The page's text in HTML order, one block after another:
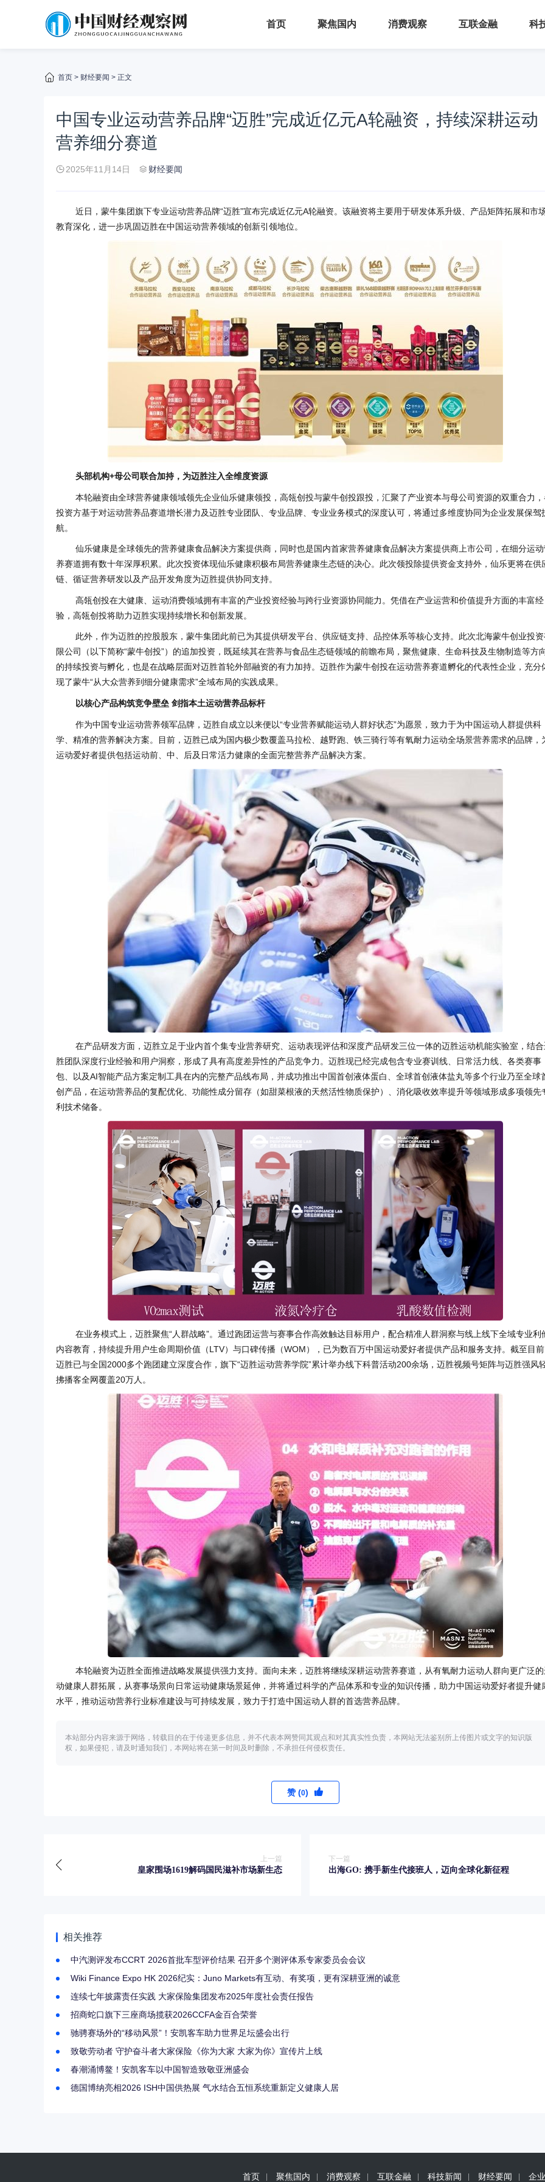
首页 聚焦国内 消费观察 互联金融 科
首页 > 财经要闻 > 正文
中国专业运动营养品牌“迈胜”完成近亿元A轮融资，持续深耕运动
营养细分赛道
2025年11月14日 财经要闻
近日，蒙牛集团旗下专业运动营养品牌“迈胜”宣布完成近亿元A轮融资。该融资将主要用于研发体系升级、产品矩阵拓展和市
教育深化，进一步巩固迈胜在中国运动营养领域的创新引领地位。
头部机构+母公司联合加持，为迈胜注入全维度资源
本轮融资由全球营养健康领域领先企业仙乐健康领投，高瓴创投与蒙牛创投跟投，汇聚了产业资本与母公司资源的双重合力
投资方基于对运动营养品赛道增长潜力及迈胜专业团队、专业品牌、专业业务模式的深度认可，将通过多维度协同为企业发展保驾
航。
仙乐健康是全球领先的营养健康食品解决方案提供商，同时也是国内首家营养健康食品解决方案提供商上市公司，在细分运
养赛道拥有数十年深厚积累。此次投资体现仙乐健康积极布局营养健康生态链的决心。此次领投除提供资金支持外，仙乐更将在供
链、循证营养研发以及产品开发角度为迈胜提供协同支持。
高瓴创投在大健康、运动消费领域拥有丰富的产业投资经验与跨行业资源协同能力。凭借在产业运营和价值提升方面的丰富经
验，高瓴创投将助力迈胜实现持续增长和创新发展。
此外，作为迈胜的控股股东，蒙牛集团此前已为其提供研发平台、供应链支持、品控体系等核心支持。此次北海蒙牛创业投
限公司（以下简称“蒙牛创投”）的追加投资，既延续其在营养与食品生态链领域的前瞻布局，聚焦健康、生命科技及生物制造等方
的持续投资与孵化，也是在战略层面对迈胜首轮外部融资的有力加持。迈胜作为蒙牛创投在运动营养赛道孵化的代表性企业，充分
现了蒙牛“从大众营养到细分健康需求”全域布局的实践成果。
以核心产品构筑竞争壁垒 剑指本土运动营养品标杆
作为中国专业运动营养领军品牌，迈胜自成立以来便以“专业营养赋能运动人群好状态”为愿景，致力于为中国运动人群提供科
学、精准的营养解决方案。目前，迈胜已成为国内极少数覆盖马拉松、越野跑、铁三骑行等有氧耐力运动全场景营养需求的品牌，
运动爱好者提供包括运动前、中、后及日常活力健康的全面完整营养产品解决方案。
在产品研发方面，迈胜立足于业内首个集专业营养研究、运动表现评估和深度产品研发三位一体的迈胜运动机能实验室，结
胜团队深度行业经验和用户洞察，形成了具有高度差异性的产品竞争力。迈胜现已经完成包含专业赛训线、日常活力线、各类赛事
包、以及AI智能产品方案定制工具在内的完整产品线布局，并成功推出中国首创液体蛋白、全球首创液体盐丸等多个行业乃至全球
创产品，在运动营养品的复配优化、功能性成分留存（如甜菜根液的天然活性物质保护）、消化吸收效率提升等领域形成多项领先
利技术储备。
在业务模式上，迈胜聚焦“人群战略”。通过跑团运营与赛事合作高效触达目标用户，配合精准人群洞察与线上线下全域专业利
内容教育，持续提升用户生命周期价值（LTV）与口碑传播（WOM），已为数百万中国运动爱好者提供产品和服务支持。截至目
迈胜已与全国2000多个跑团建立深度合作，旗下“迈胜运动营养学院”累计举办线下科普活动200余场，迈胜视频号矩阵与迈胜强风
拂播客全网覆盖20万人。
本轮融资为迈胜全面推进战略发展提供强力支持。面向未来，迈胜将继续深耕运动营养赛道，从有氧耐力运动人群向更广泛
动健康人群拓展，从赛事场景向日常运动健康场景延伸，并将通过科学的产品体系和专业的知识传播，助力中国运动爱好者提升健
水平，推动运动营养行业标准建设与可持续发展，致力于打造中国运动人群的首选营养品牌。
本站部分内容来源于网络，转载目的在于传递更多信息，并不代表本网赞同其观点和对其真实性负责，本网站无法鉴别所上传图片或文字的知识版
权，如果侵犯，请及时通知我们，本网站将在第一时间及时删除，不承担任何侵权责任。
赞 (0)
上一篇
皇家围场1619解码国民滋补市场新生态
下一篇
出海GO: 携手新生代接班人，迈向全球化新征程
相关推荐
中汽测评发布CCRT 2026首批车型评价结果 召开多个测评体系专家委员会会议
Wiki Finance Expo HK 2026纪实：Juno Markets有互动、有奖项，更有深耕亚洲的诚意
连续七年披露责任实践 大家保险集团发布2025年度社会责任报告
招商蛇口旗下三座商场揽获2026CCFA金百合荣誉
驰骋赛场外的“移动风景”！安凯客车助力世界足坛盛会出行
致敬劳动者 守护奋斗者大家保险《你为大家 大家为你》宣传片上线
春潮涌博鳌！安凯客车以中国智造致敬亚洲盛会
德国博纳亮相2026 ISH中国供热展 气水结合五恒系统重新定义健康人居
首页 聚焦国内 消费观察 互联金融 科技新闻 财经要闻 企